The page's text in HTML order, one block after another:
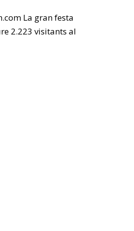
La gran festa
2.223 visitants al